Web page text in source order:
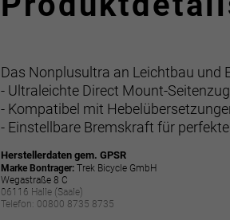
Das Nonplusultra an Leichtbau und
- Ultraleichte Direct Mount-
- Kompatibel mit
- Einstellbare Bremskraft für
Herstellerdaten gem. GPSR
Marke Bontrager: Trek Bicycle GmbH
Wegastraße 8 C
06116 Halle (Saale)
Telefon: 00800 8735 8735